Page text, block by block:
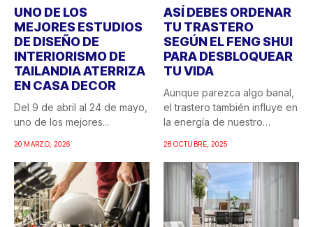
UNO DE LOS
MEJORES ESTUDIOS
DE DISEÑO DE
INTERIORISMO DE
TAILANDIA ATERRIZA
EN CASA DECOR
Del 9 de abril al 24 de mayo,
uno de los mejores...
20 MARZO, 2026
ASÍ DEBES ORDENAR
TU TRASTERO
SEGÚN EL FENG SHUI
PARA DESBLOQUEAR
TU VIDA
Aunque parezca algo banal,
el trastero también influye en
la energía de nuestro
28 OCTUBRE, 2025